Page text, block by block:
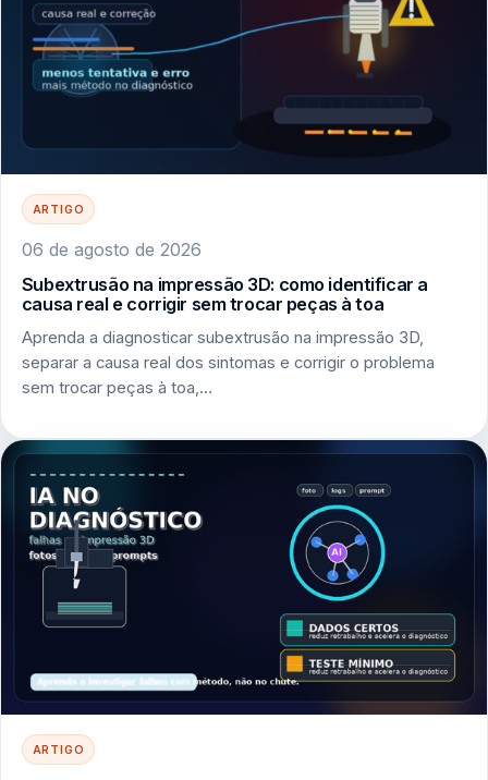
ARTIGO
06 de agosto de 2026
Subextrusão na impressão 3D: como identificar a
causa real e corrigir sem trocar peças à toa
Aprenda a diagnosticar subextrusão na impressão 3D,
separar a causa real dos sintomas e corrigir o problema
sem trocar peças à toa,…
ARTIGO